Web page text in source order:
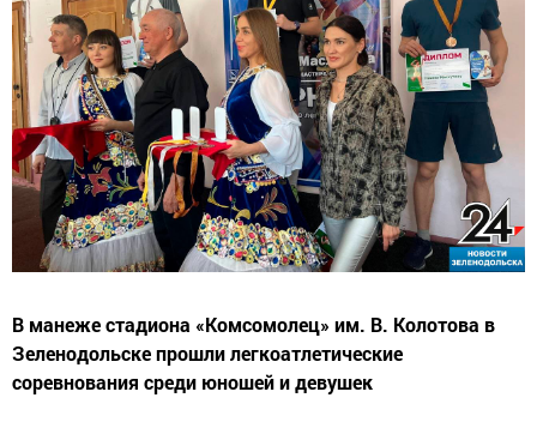
В манеже стадиона «Комсомолец» им. В. Колотова в
Зеленодольске прошли легкоатлетические
соревнования среди юношей и девушек